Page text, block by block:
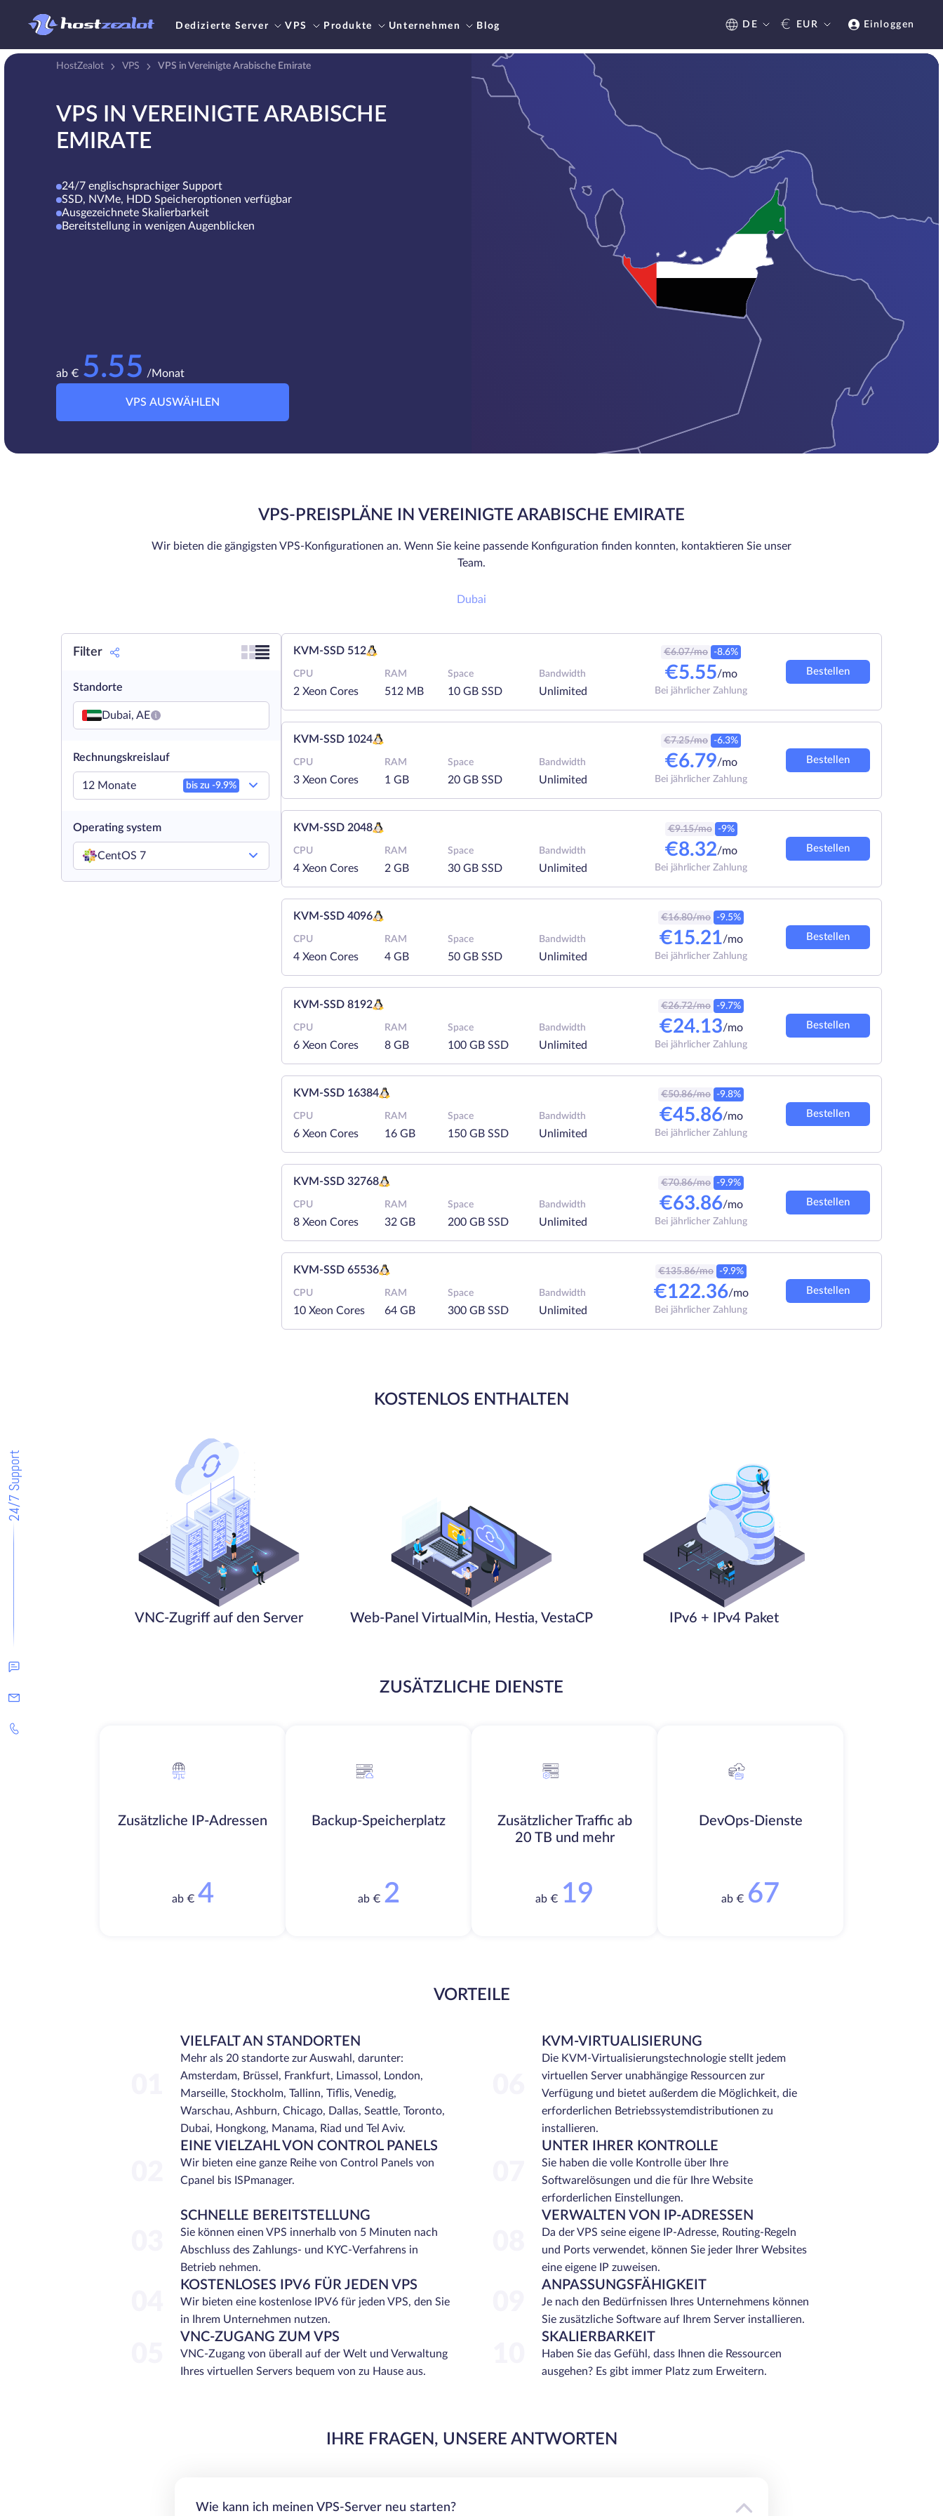
Dedizierte Server VPS Produkte Unternehmen Blog DE € EUR Einloggen
24/7 Support
HostZealot VPS VPS in Vereinigte Arabische Emirate
VPS IN VEREINIGTE ARABISCHE
EMIRATE
24/7 englischsprachiger Support
SSD, NVMe, HDD Speicheroptionen verfügbar
Ausgezeichnete Skalierbarkeit
Bereitstellung in wenigen Augenblicken
ab € 5.55 /Monat
VPS AUSWÄHLEN
VPS-PREISPLÄNE IN VEREINIGTE ARABISCHE EMIRATE
Wir bieten die gängigsten VPS-Konfigurationen an. Wenn Sie keine passende Konfiguration finden konnten, kontaktieren Sie unser
Team.
Dubai
Filter
Standorte
Dubai, AE
Rechnungskreislauf
12 Monate bis zu -9.9%
Operating system
CentOS 7
KVM-SSD 512
CPU
2 Xeon Cores
RAM
512 MB
Space
10 GB SSD
Bandwidth
Unlimited
€6.07/mo -8.6%
€5.55/mo
Bei jährlicher Zahlung
Bestellen
KVM-SSD 1024
CPU
3 Xeon Cores
RAM
1 GB
Space
20 GB SSD
Bandwidth
Unlimited
€7.25/mo -6.3%
€6.79/mo
Bei jährlicher Zahlung
Bestellen
KVM-SSD 2048
CPU
4 Xeon Cores
RAM
2 GB
Space
30 GB SSD
Bandwidth
Unlimited
€9.15/mo -9%
€8.32/mo
Bei jährlicher Zahlung
Bestellen
KVM-SSD 4096
CPU
4 Xeon Cores
RAM
4 GB
Space
50 GB SSD
Bandwidth
Unlimited
€16.80/mo -9.5%
€15.21/mo
Bei jährlicher Zahlung
Bestellen
KVM-SSD 8192
CPU
6 Xeon Cores
RAM
8 GB
Space
100 GB SSD
Bandwidth
Unlimited
€26.72/mo -9.7%
€24.13/mo
Bei jährlicher Zahlung
Bestellen
KVM-SSD 16384
CPU
6 Xeon Cores
RAM
16 GB
Space
150 GB SSD
Bandwidth
Unlimited
€50.86/mo -9.8%
€45.86/mo
Bei jährlicher Zahlung
Bestellen
KVM-SSD 32768
CPU
8 Xeon Cores
RAM
32 GB
Space
200 GB SSD
Bandwidth
Unlimited
€70.86/mo -9.9%
€63.86/mo
Bei jährlicher Zahlung
Bestellen
KVM-SSD 65536
CPU
10 Xeon Cores
RAM
64 GB
Space
300 GB SSD
Bandwidth
Unlimited
€135.86/mo -9.9%
€122.36/mo
Bei jährlicher Zahlung
Bestellen
KOSTENLOS ENTHALTEN
VNC-Zugriff auf den Server Web-Panel VirtualMin, Hestia, VestaCP IPv6 + IPv4 Paket
ZUSÄTZLICHE DIENSTE
Zusätzliche IP-Adressen
ab € 4
Backup-Speicherplatz
ab € 2
Zusätzlicher Traffic ab
20 TB und mehr
ab € 19
DevOps-Dienste
ab € 67
VORTEILE
VIELFALT AN STANDORTEN
Mehr als 20 standorte zur Auswahl, darunter:
Amsterdam, Brüssel, Frankfurt, Limassol, London,
Marseille, Stockholm, Tallinn, Tiflis, Venedig,
Warschau, Ashburn, Chicago, Dallas, Seattle, Toronto,
Dubai, Hongkong, Manama, Riad und Tel Aviv.
KVM-VIRTUALISIERUNG
Die KVM-Virtualisierungstechnologie stellt jedem
virtuellen Server unabhängige Ressourcen zur
Verfügung und bietet außerdem die Möglichkeit, die
erforderlichen Betriebssystemdistributionen zu
installieren.
EINE VIELZAHL VON CONTROL PANELS
Wir bieten eine ganze Reihe von Control Panels von
Cpanel bis ISPmanager.
UNTER IHRER KONTROLLE
Sie haben die volle Kontrolle über Ihre
Softwarelösungen und die für Ihre Website
erforderlichen Einstellungen.
SCHNELLE BEREITSTELLUNG
Sie können einen VPS innerhalb von 5 Minuten nach
Abschluss des Zahlungs- und KYC-Verfahrens in
Betrieb nehmen.
VERWALTEN VON IP-ADRESSEN
Da der VPS seine eigene IP-Adresse, Routing-Regeln
und Ports verwendet, können Sie jeder Ihrer Websites
eine eigene IP zuweisen.
KOSTENLOSES IPV6 FÜR JEDEN VPS
Wir bieten eine kostenlose IPV6 für jeden VPS, den Sie
in Ihrem Unternehmen nutzen.
ANPASSUNGSFÄHIGKEIT
Je nach den Bedürfnissen Ihres Unternehmens können
Sie zusätzliche Software auf Ihrem Server installieren.
VNC-ZUGANG ZUM VPS
VNC-Zugang von überall auf der Welt und Verwaltung
Ihres virtuellen Servers bequem von zu Hause aus.
SKALIERBARKEIT
Haben Sie das Gefühl, dass Ihnen die Ressourcen
ausgehen? Es gibt immer Platz zum Erweitern.
IHRE FRAGEN, UNSERE ANTWORTEN
Wie kann ich meinen VPS-Server neu starten?